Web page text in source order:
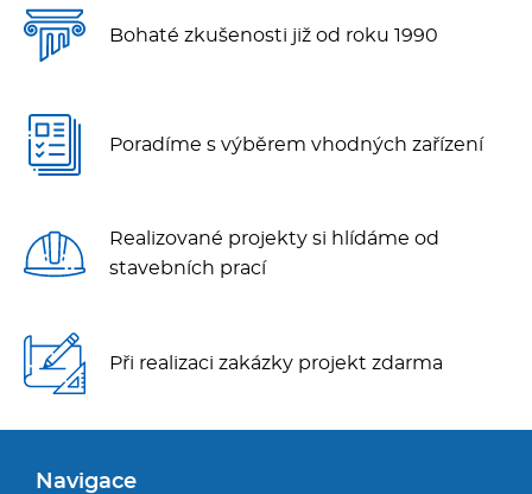
Bohaté zkušenosti již od roku 1990
Poradíme s výběrem vhodných zařízení
Realizované projekty si hlídáme od
stavebních prací
Při realizaci zakázky projekt zdarma
Navigace